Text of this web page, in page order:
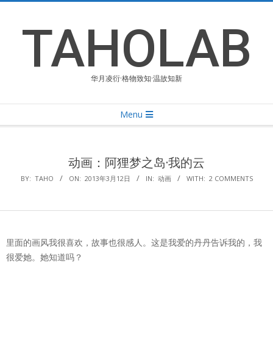
contentTAHOLAB
华月凌衍·格物致知·温故知新
Navigation
Menu
动画：阿狸梦之岛·我的云
BY: TAHO ON: 2013年3月12日 IN: 动画 WITH: 2 COMMENTS
里面的画风我很喜欢，故事也很感人。这是我爱的丹丹告诉我的，我
很爱她。她知道吗？